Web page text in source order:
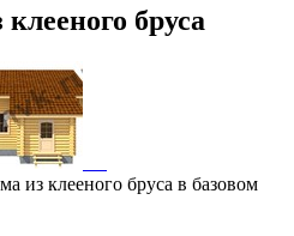
бруса
из клееного бруса в базовом